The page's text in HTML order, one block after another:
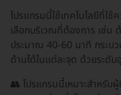
โปรแกรมนี้ใช้เทคโนโลยีที่ใ
เลือกบริเวณที่ต้องการ เช่น
ประมาณ 40-60 นาที กระบ
ด้านได้ในแต่ละจุด ด้วยระดั
👥 โปรแกรมนี้เหมาะสำหรับ